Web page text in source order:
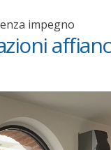
impegno